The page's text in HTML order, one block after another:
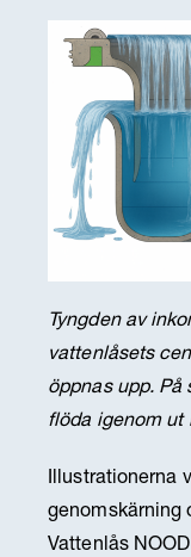
Tyngden av
vattenlåsets
öppnas upp. På
flöda igenom ut
Illustrationerna
genomskärning
Vattenlås